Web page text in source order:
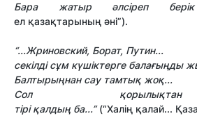
Бара жатыр әлсіреп бері
ел қазақтарының әні”).
“...Жриновский, Борат, Путин...
секілді сұм күшіктерге балағыңды
Балтырыңнан сау тамтық жоқ...
Сол қорылық
тірі қалдың ба...”(“Халің қалай...